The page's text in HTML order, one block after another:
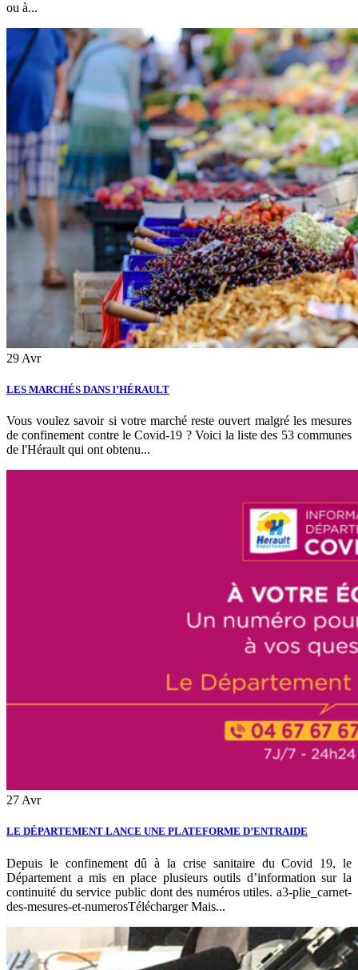
ou à...
29 Avr
LES MARCHÉS DANS l’HÉRAULT
Vous voulez savoir si votre marché reste ouvert malgré les mesures
de confinement contre le Covid-19 ? Voici la liste des 53 communes
de l'Hérault qui ont obtenu...
27 Avr
LE DÉPARTEMENT LANCE UNE PLATEFORME D’ENTRAIDE
Depuis le confinement dû à la crise sanitaire du Covid 19, le
Département a mis en place plusieurs outils d’information sur la
continuité du service public dont des numéros utiles. a3-plie_carnet-
des-mesures-et-numerosTélécharger Mais...